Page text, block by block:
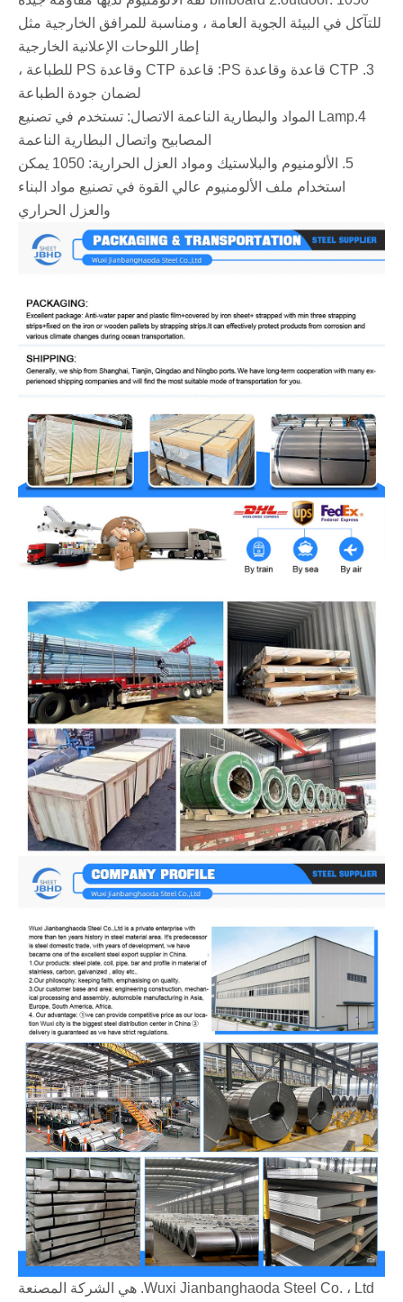
للتآكل في البيئة الجوية العامة ، ومناسبة للمرافق الخارجية مثل
إطار اللوحات الإعلانية الخارجية
‌ 3. ‌CTP قاعدة وقاعدة PS: قاعدة CTP وقاعدة PS للطباعة ،
لضمان جودة الطباعة
‌ ‌4.Lamp المواد والبطارية الناعمة الاتصال: تستخدم في تصنيع
المصابيح واتصال البطارية الناعمة
‌ ‌ 5. الألومنيوم والبلاستيك ومواد العزل الحرارية: 1050 يمكن
استخدام ملف الألومنيوم عالي القوة في تصنيع مواد البناء
والعزل الحراري
Wuxi Jianbanghaoda Steel Co. ، Ltd. هي الشركة المصنعة